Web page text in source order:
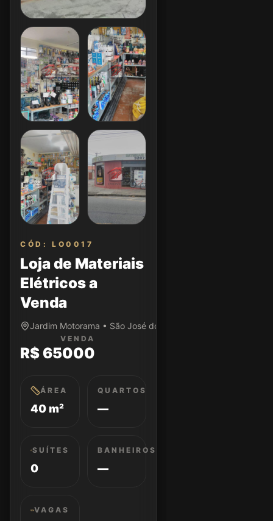
CÓD: LO0017
Loja de Materiais
Elétricos a
Venda
Jardim Motorama • São José dos Campos/SP
VENDA
R$ 65000
ÁREA
40 m²
QUARTOS
—
SUÍTES
0
BANHEIROS
—
VAGAS